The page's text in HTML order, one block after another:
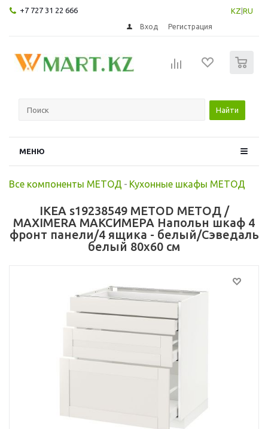
+7 727 31 22 666 KZ RU
Вход Регистрация
Найти
МЕНЮ
Все компоненты МЕТОД - Кухонные шкафы МЕТОД
IKEA s19238549 METOD МЕТОД /
MAXIMERA МАКСИМЕРА Напольн шкаф 4
фронт панели/4 ящика - белый/Сэведаль
белый 80x60 см